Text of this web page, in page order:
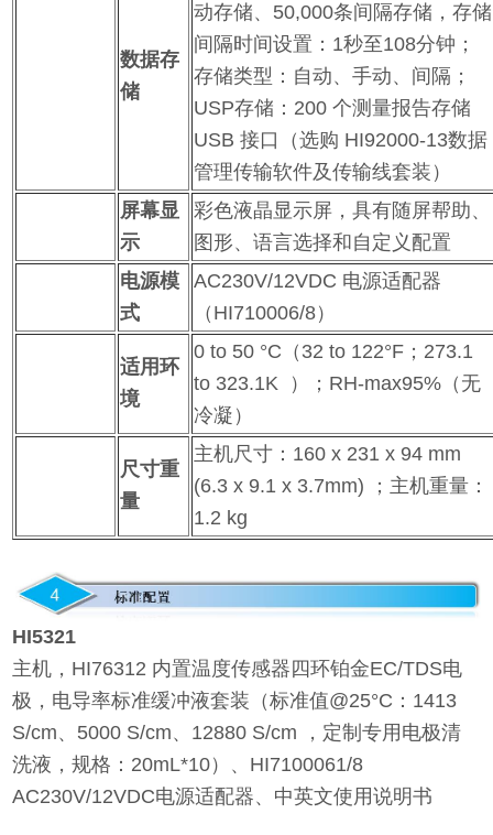
数据存
储
动存储、50,000条间隔存储，存储
间隔时间设置：1秒至108分钟；
存储类型：自动、手动、间隔；
USP存储：200 个测量报告存储
USB 接口（选购 HI92000-13数据
管理传输软件及传输线套装）
屏幕显
示
彩色液晶显示屏，具有随屏帮助、
图形、语言选择和自定义配置
电源模
式
AC230V/12VDC 电源适配器
（HI710006/8）
适用环
境
0 to 50 °C（32 to 122°F；273.1
to 323.1K ）；RH-max95%（无
冷凝）
尺寸重
量
主机尺寸：160 x 231 x 94 mm
(6.3 x 9.1 x 3.7mm) ；主机重量：
1.2 kg
HI5321
主机，HI76312 内置温度传感器四环铂金EC/TDS电
极，电导率标准缓冲液套装（标准值@25°C：1413
S/cm、5000 S/cm、12880 S/cm ，定制专用电极清
洗液，规格：20mL*10）、HI7100061/8
AC230V/12VDC电源适配器、中英文使用说明书